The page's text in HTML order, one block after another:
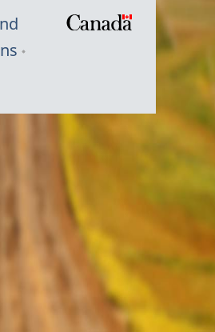
Symbole
Canada